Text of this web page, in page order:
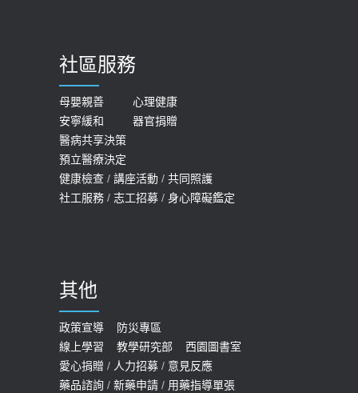
2026-05-21
女性必看國健署公費懶人包！這幾項檢
查完全免費 沒做虧大了
2026-05-14
膝蓋退化有9大部位 骨科醫坦言：不
一定得換人工關節
2019-10-08
20歲迪士尼男星因癲癇猝逝 老人小
孩最好發、醫師點出8大前兆
2019-07-09
預約
2022-01-07
114年【公費流感及新冠疫苗】門診
社區服務
母嬰親善
心理健康
安寧緩和
器官捐贈
醫病共享決策
預立醫療決定
健康檢查 / 講座活動 / 共同照護
社工服務 / 志工招募 / 身心障礙鑑定
其他
政策宣導
防災專區
線上學習
教學研究部
西園圖書室
愛心捐贈 / 人力招募 / 意見反應
藥品諮詢 / 新藥申請 / 用藥指導單張